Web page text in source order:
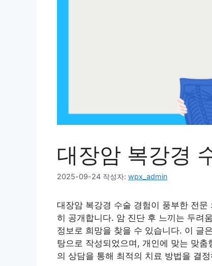
대장암 복강경
2025-09-24 작성자: wpx_admin
대장암 복강경 수술 경험이 풍부한 전
히 공개합니다. 암 진단 후 느끼는 두려
정보로 희망을 찾을 수 있습니다. 이 글
탕으로 작성되었으며, 개인에 맞는 맞
의 상담을 통해 최적의 치료 방법을 결